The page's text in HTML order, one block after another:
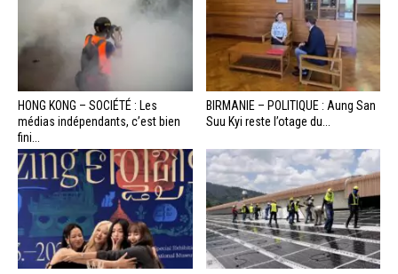
HONG KONG – SOCIÉTÉ : Les
médias indépendants, c’est bien
fini...
BIRMANIE – POLITIQUE : Aung San
Suu Kyi reste l’otage du...